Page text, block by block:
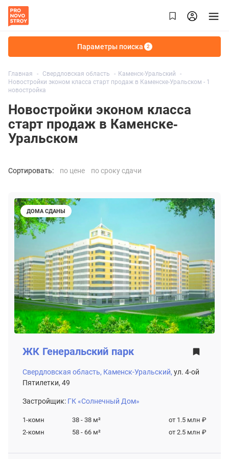
Параметры поиска 2
Главная Свердловская область
Каменск-Уральский
Новостройки эконом класса старт продаж в Каменске-Уральском - 1
новостройка
Новостройки эконом класса
старт продаж в Каменске-
Уральском
Сортировать: по цене по сроку сдачи
ДОМА СДАНЫ
ЖК Генеральский парк
Свердловская область, Каменск-Уральский, ул. 4-ой
Пятилетки, 49
Застройщик: ГК «Солнечный Дом»
1-комн 38 - 38 м²
от 1.5 млн ₽
2-комн
58 - 66 м² от 2.5 млн ₽